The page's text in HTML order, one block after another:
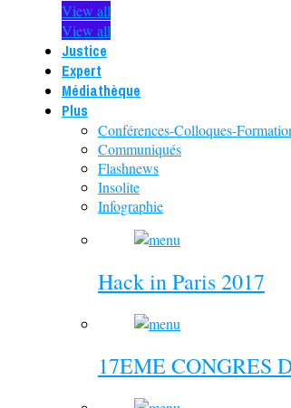
View all
View all
Justice
Expert
Médiathèque
Plus
Conférences-Colloques-
Communiqués
Flashnews
Insolite
Infographie
Hack in Paris 2017
17EME CONGRES